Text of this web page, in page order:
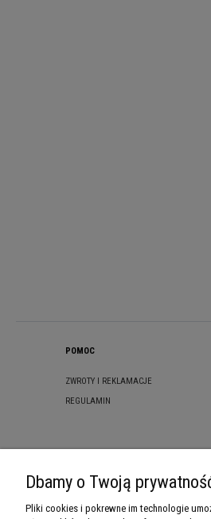
POMOC
ZWROTY I REKLAMACJE
REGULAMIN
Dbamy o Twoją
Pliki cookies i pokrewne im technologie